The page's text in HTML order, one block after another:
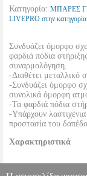
Κατηγορία: ΜΠΑΡΕΣ
LIVEPRO στην
Συνδυάζει όμορφο
φαρδιά πόδια
συναρμολόγηση.
-Διαθέτει μεταλλικό
-Συνδυάζει όμορφο
συνολικά όμορφη
-Τα φαρδιά πόδια
-Υπάρχουν
προστασία του
Χαρακτηριστικά